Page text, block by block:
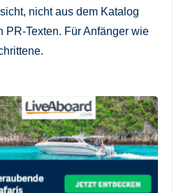
nicht aus dem Katalog
PR-Texten. Für Anfänger wie